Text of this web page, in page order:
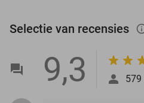
Selectie van recensies
9,3 579